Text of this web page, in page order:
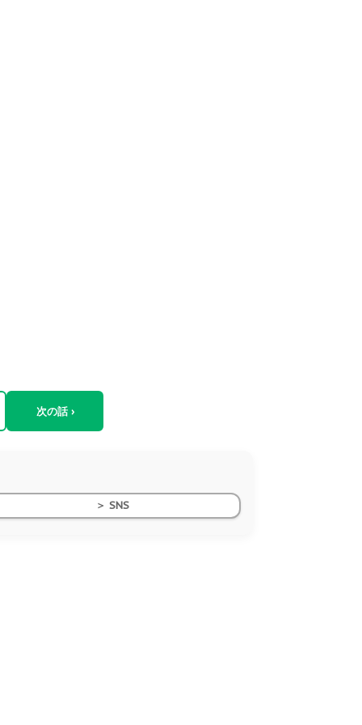
次の話 ›
＞ SNS